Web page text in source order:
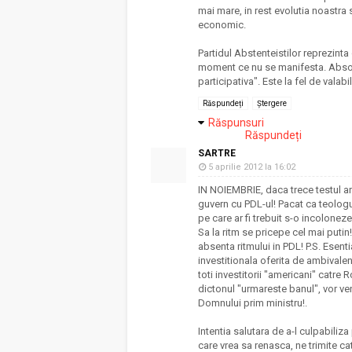
mai mare, in rest evolutia
economic.
Partidul Abstenteistilor
moment ce nu se manifesta.
participativa". Este la fel de
Răspundeți Ștergere
Răspunsuri
Răspundeți
SARTRE
5 aprilie 2012 la 16:02
IN NOIEMBRIE, daca trece testul
guvern cu PDL-ul! Pacat ca
pe care ar fi trebuit s-o
Sa la ritm se pricepe cel mai
absenta ritmului in PDL! P.S.
investitionala oferita de
toti investitorii "americani" catre
dictonul "urmareste banul", vor
Domnului prim ministru!.
Intentia salutara de a-l
care vrea sa renasca, ne trimite